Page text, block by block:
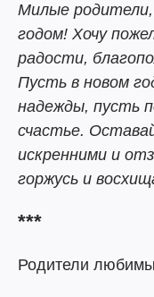
Милые
годом! Хочу
радости,
Пусть в новом
надежды, пусть
счастье.
искренними и
горжусь и
***
Родители